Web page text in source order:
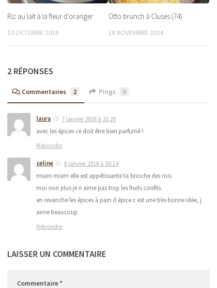
Riz au lait à la fleur d’oranger
13 OCTOBRE 2018
Otto brunch à Cluses (74)
18 NOVEMBRE 2024
2 RÉPONSES
Commentaires 2 Pings 0
laura
7 janvier 2018 à 21:29
avec les épices ce doit être bien parfumé !
Répondre
celine
8 janvier 2018 à 00:14
miam miam elle est appétissante ta brioche des rois
moi non plus je n aime pas trop les fruits confits
en revanche les épices à pain d épice c est une très bonne idée, j
aime beaucoup
Répondre
LAISSER UN COMMENTAIRE
Commentaire*